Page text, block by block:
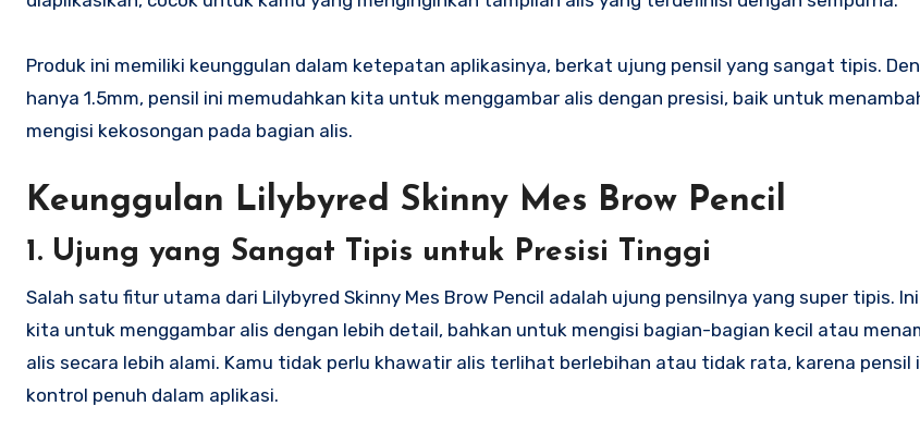
Produk ini memiliki keunggulan dalam ketepatan aplikasinya, berkat ujung pensil yang sangat tipis.
hanya 1.5mm, pensil ini memudahkan kita untuk menggambar alis dengan presisi, baik untuk
mengisi kekosongan pada bagian alis.
Keunggulan Lilybyred Skinny Mes Brow Pencil
1. Ujung yang Sangat Tipis untuk Presisi Tinggi
Salah satu fitur utama dari Lilybyred Skinny Mes Brow Pencil adalah ujung pensilnya yang super tipis.
kita untuk menggambar alis dengan lebih detail, bahkan untuk mengisi bagian-bagian kecil atau
alis secara lebih alami. Kamu tidak perlu khawatir alis terlihat berlebihan atau tidak rata, karena pensil
kontrol penuh dalam aplikasi.